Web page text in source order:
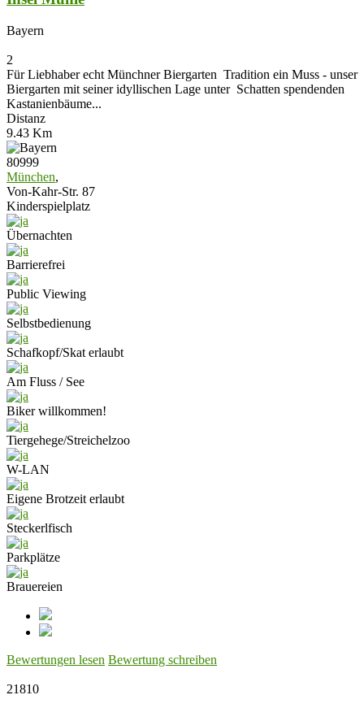
Bayern
2
Für Liebhaber echt Münchner Biergarten Tradition ein Muss - unser
Biergarten mit seiner idyllischen Lage unter Schatten spendenden
Kastanienbäume...
Distanz
9.43 Km
80999
München,
Von-Kahr-Str. 87
Kinderspielplatz
Übernachten
Barrierefrei
Public Viewing
Selbstbedienung
Schafkopf/Skat erlaubt
Am Fluss / See
Biker willkommen!
Tiergehege/Streichelzoo
W-LAN
Eigene Brotzeit erlaubt
Steckerlfisch
Parkplätze
Brauereien
Bewertungen lesen Bewertung schreiben
21810